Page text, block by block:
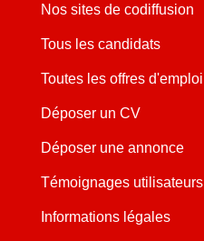
Nos sites de codiffusion
Tous les candidats
Toutes les offres d'emploi
Déposer un CV
Déposer une annonce
Témoignages utilisateurs
Informations légales